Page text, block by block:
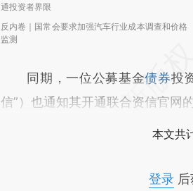
通投资者界限
反内卷｜国常会要求加强汽车行业成本调查和价格
监测
同期，一位公募基金债券投
信”）也通知其开通联合资信官网
本文共
登录后